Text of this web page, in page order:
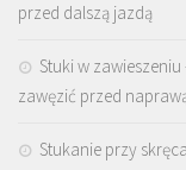
przed dalszą jazdą
Stuki w
zawęzić przed
Stukanie przy